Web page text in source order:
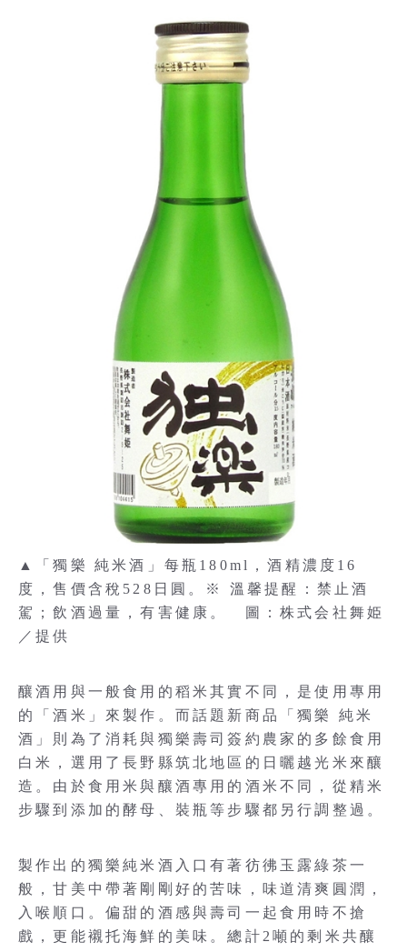
▲「獨樂 純米酒」每瓶180ml，酒精濃度16
度，售價含稅528日圓。※ 溫馨提醒：禁止酒
駕；飲酒過量，有害健康。 圖：株式会社舞姫
／提供
釀酒用與一般食用的稻米其實不同，是使用專用
的「酒米」來製作。而話題新商品「獨樂 純米
酒」則為了消耗與獨樂壽司簽約農家的多餘食用
白米，選用了長野縣筑北地區的日曬越光米來釀
造。由於食用米與釀酒專用的酒米不同，從精米
步驟到添加的酵母、裝瓶等步驟都另行調整過。
製作出的獨樂純米酒入口有著彷彿玉露綠茶一
般，甘美中帶著剛剛好的苦味，味道清爽圓潤，
入喉順口。偏甜的酒感與壽司一起食用時不搶
戲，更能襯托海鮮的美味。總計2噸的剩米共釀